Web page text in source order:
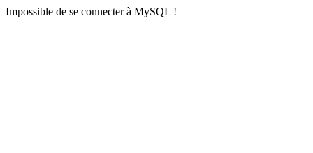
Impossible de se connecter à MySQL !